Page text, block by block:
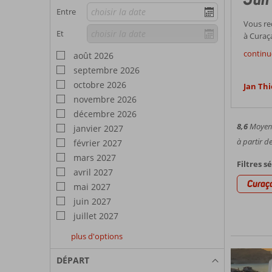
Entre
Et
août 2026
septembre 2026
octobre 2026
novembre 2026
décembre 2026
janvier 2027
février 2027
mars 2027
avril 2027
mai 2027
juin 2027
juillet 2027
août
2027
septembre
2027
octobre
2027
plus d'options
DÉPART
Vous
à
chaud
La
avec
plage,
Une
Une
aussi
plage
lac.
Jan
8,6
à partir de
Filtres